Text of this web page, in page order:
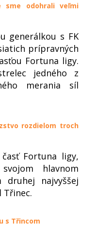
sme odohrali veľmi
generálkou s FK
prípravných
Fortuna ligy.
jedného z
merania síl
rozdielom troch
Fortuna ligy,
hlavnom
najvyššej
Třinec.
s Třincom